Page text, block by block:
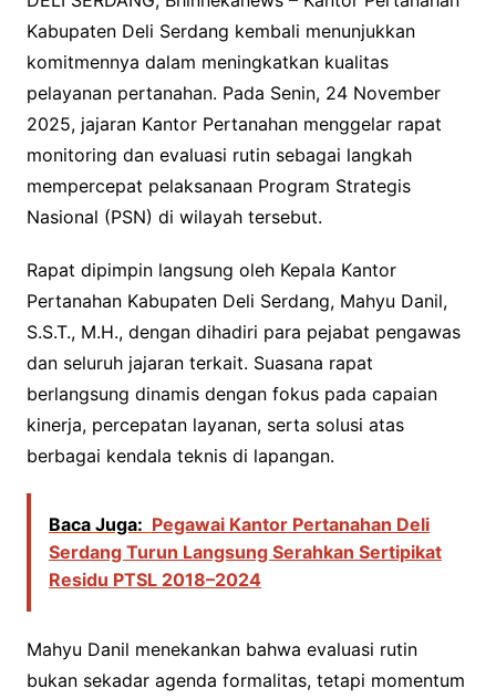
Kabupaten Deli Serdang kembali menunjukkan
komitmennya dalam meningkatkan kualitas
pelayanan pertanahan. Pada Senin, 24 November
2025, jajaran Kantor Pertanahan menggelar rapat
monitoring dan evaluasi rutin sebagai langkah
mempercepat pelaksanaan Program Strategis
Nasional (PSN) di wilayah tersebut.
Rapat dipimpin langsung oleh Kepala Kantor
Pertanahan Kabupaten Deli Serdang, Mahyu Danil,
S.S.T., M.H., dengan dihadiri para pejabat pengawas
dan seluruh jajaran terkait. Suasana rapat
berlangsung dinamis dengan fokus pada capaian
kinerja, percepatan layanan, serta solusi atas
berbagai kendala teknis di lapangan.
Baca Juga: Pegawai Kantor Pertanahan Deli
Serdang Turun Langsung Serahkan Sertipikat
Residu PTSL 2018–2024
Mahyu Danil menekankan bahwa evaluasi rutin
bukan sekadar agenda formalitas, tetapi momentum